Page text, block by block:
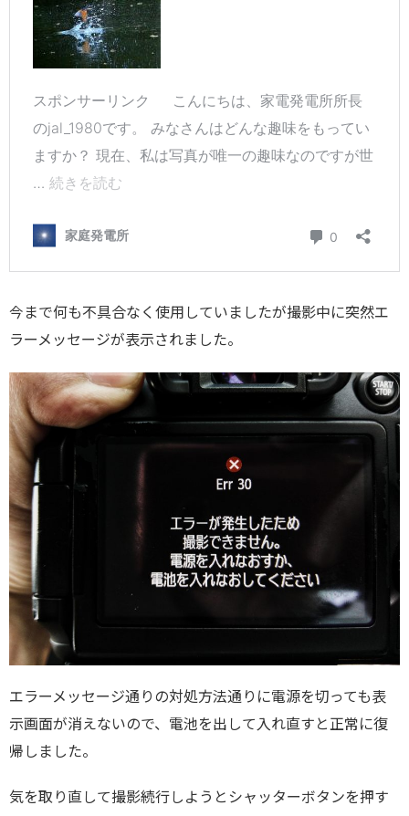
今まで何も不具合なく使用していましたが撮影中に突然エ
ラーメッセージが表示されました。
エラーメッセージ通りの対処方法通りに電源を切っても表
示画面が消えないので、電池を出して入れ直すと正常に復
帰しました。
気を取り直して撮影続行しようとシャッターボタンを押す